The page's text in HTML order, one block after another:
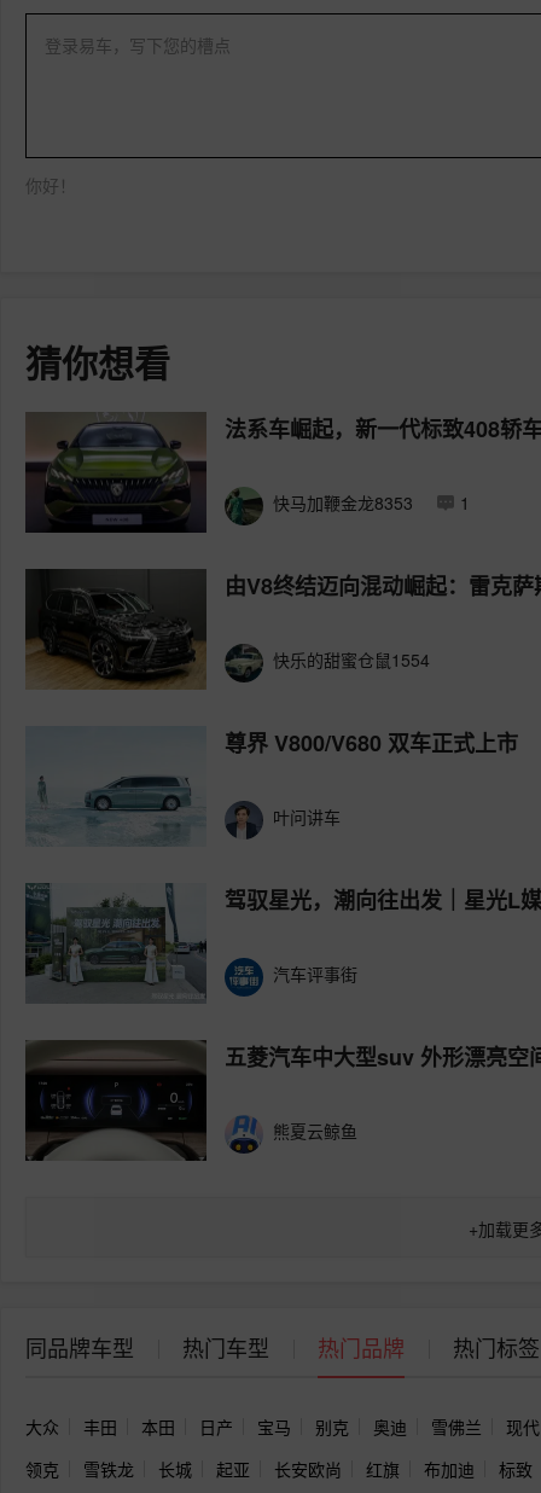
登录易车，写下您的槽点
你好！
猜你想看
法系车崛起，新一代标致408轿
快马加鞭金龙8353 1
由V8终结迈向混动崛起：雷克
快乐的甜蜜仓鼠1554
尊界 V800/V680 双车正式上市
叶问讲车
驾驭星光，潮向往出发｜星光L
汽车评事街
五菱汽车中大型suv 外形漂亮空
熊夏云鲸鱼
+加载更
同品牌车型 热门车型 热门品牌 热门标签
大众 丰田 本田 日产 宝马 别克 奥迪 雪佛兰
现代
领克
雪铁龙 长城 起亚 长安欧尚 红旗 布加迪 标致